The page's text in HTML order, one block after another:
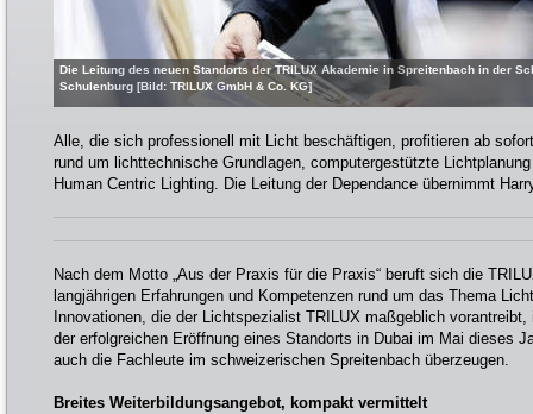
Die Leitung des neuen Standorts der TRILUX Akademie in Spreitenbach in der
Schulenburg [Bild: TRILUX GmbH & Co. KG]
Alle, die sich professionell mit Licht beschäftigen, profitieren ab
rund um lichttechnische Grundlagen, computergestützte
Human Centric Lighting. Die Leitung der Dependance übernimmt
Nach dem Motto „Aus der Praxis für die Praxis“ beruft sich die
langjährigen Erfahrungen und Kompetenzen rund um das Thema
Innovationen, die der Lichtspezialist TRILUX maßgeblich
der erfolgreichen Eröffnung eines Standorts in Dubai im Mai dieses
auch die Fachleute im schweizerischen Spreitenbach überzeugen.
Breites Weiterbildungsangebot, kompakt vermittelt